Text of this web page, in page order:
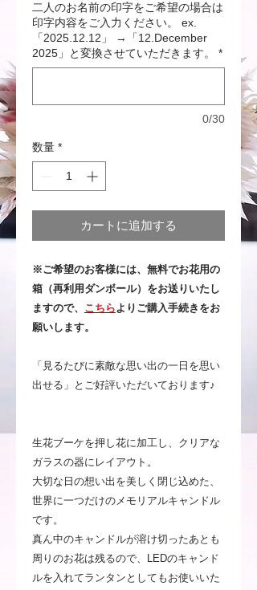
二人のお名前の印字をご希望の場合は
印字内容をご入力ください。 ex.
「2025.12.12」 →「12.December
2025」と変換させていただきます。
*
0/30
数量 *
カートに追加する
​※ご希望のお客様には、無料でお花用の
箱（再利用ダンボール）をお送りいたし
ますので、 こちらよりご購入手続きをお
願いします。
「見るたびに素敵な思い出の一日を思い
出せる」とご好評いただいております♪
生花ブーケを押し花に加工し、クリアな
ガラスの器にレイアウト。
大切な日の想い出を美しく閉じ込めた、
世界に一つだけのメモリアルキャンドル
です。
真ん中のキャンドルが溶け切ったあとも
周りのお花は残るので、LEDのキャンド
ルを入れてランタンとしてもお使いいた